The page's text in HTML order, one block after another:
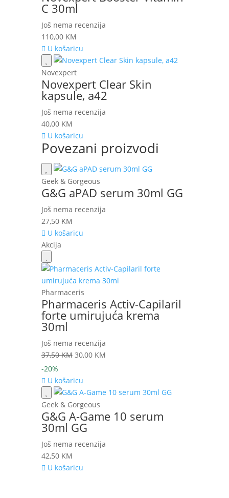
C 30ml
Još nema recenzija
110,00 KM
U košaricu
Novexpert
Novexpert Clear Skin
kapsule, a42
Još nema recenzija
40,00 KM
U košaricu
Povezani proizvodi
Geek & Gorgeous
G&G aPAD serum 30ml GG
Još nema recenzija
27,50 KM
U košaricu
Akcija
Pharmaceris
Pharmaceris Activ-Capilaril
forte umirujuća krema
30ml
Još nema recenzija
37,50KM Izvorna
bila
je:
37,50 KM.
30,00 KMTrenutna
30,00 KM.
-20%
U košaricu
Geek & Gorgeous
G&G A-Game 10 serum
30ml GG
Još nema recenzija
42,50 KM
U košaricu